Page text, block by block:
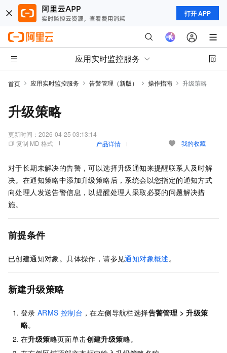
打开 APP
应用实时监控服务
首页 应用实时监控服务 告警管理（新版） 操作指南 升级策略
升级策略
更新时间： 2026-04-25 03:13:14
复制 MD 格式
产品详情 我的收藏
对于长期未解决的告警，可以选择升级通知来提醒联系人及时解
决。在通知策略中添加升级策略后，系统会以您指定的通知方式
向处理人发送告警信息，以提醒处理人采取必要的问题解决措
施。
前提条件
已创建通知对象。具体操作，请参见通知对象概述。
新建升级策略
登录 ARMS 控制台 ，在左侧导航栏选择告警管理 >升级策
略。
在升级策略页面单击创建升级策略。